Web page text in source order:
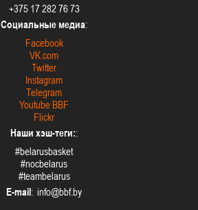
+375 17 282 76 73
Социальные медиа:
Facebook
VK.com
Twitter
Instagram
Telegram
Youtube BBF
Flickr
Наши хэш-теги::
#belarusbasket
#nocbelarus
#teambelarus
E-mail: